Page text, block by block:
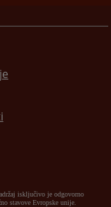
isključivo je odgovorno
stavove Evropske unije.